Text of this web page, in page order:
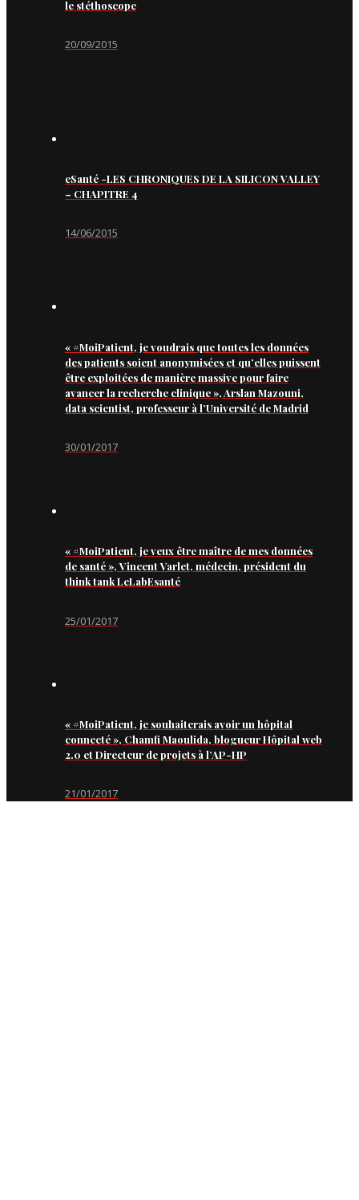
le stéthoscope
20/09/2015
eSanté -LES CHRONIQUES DE LA SILICON VALLEY
– CHAPITRE 4
14/06/2015
« #MoiPatient, je voudrais que toutes les données
des patients soient anonymisées et qu’elles puissent
être exploitées de manière massive pour faire
avancer la recherche clinique », Arslan Mazouni,
data scientist, professeur à l’Université de Madrid
30/01/2017
« #MoiPatient, je veux être maître de mes données
de santé », Vincent Varlet, médecin, président du
think tank LeLabEsanté
25/01/2017
« #MoiPatient, je souhaiterais avoir un hôpital
connecté », Chamfi Maoulida, blogueur Hôpital web
2.0 et Directeur de projets à l’AP-HP
21/01/2017